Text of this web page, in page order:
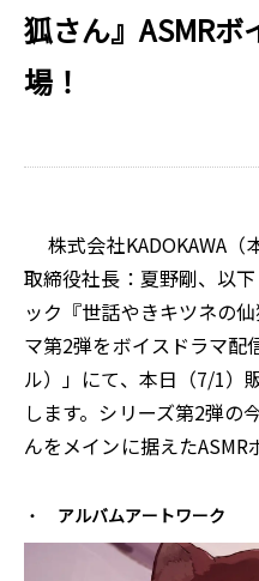
狐さん』ASMR
場！
株式会社KADOKAWA（
取締役社長：夏野剛、以
ック『世話やきキツネの
マ第2弾をボイスドラマ
ル）」にて、本日（7/1）
します。シリーズ第2弾の
んをメインに据えたASMR
アルバムアートワーク